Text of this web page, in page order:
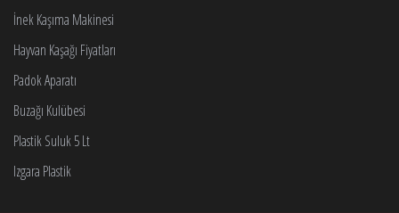
İnek Kaşıma Makinesi
Hayvan Kaşağı Fiyatları
Padok Aparatı
Buzağı Kulübesi
Plastik Suluk 5 Lt
Izgara Plastik